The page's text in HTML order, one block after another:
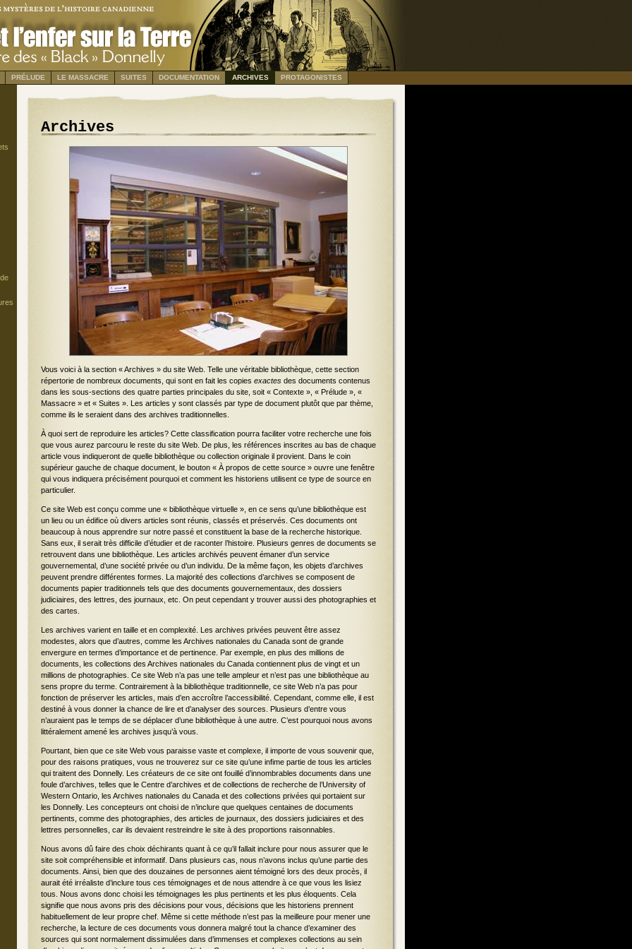
PRÉLUDE LE MASSACRE SUITES DOCUMENTATION ARCHIVES PROTAGONISTES
Archives
Vous voici à la section « Archives » du site Web. Telle une véritable bibliothèque, cette section
répertorie de nombreux documents, qui sont en fait les copies exactes des documents contenus
dans les sous-sections des quatre parties principales du site, soit « Contexte », « Prélude », «
Massacre » et « Suites ». Les articles y sont classés par type de document plutôt que par thème,
comme ils le seraient dans des archives traditionnelles.
À quoi sert de reproduire les articles? Cette classification pourra faciliter votre recherche une fois
que vous aurez parcouru le reste du site Web. De plus, les références inscrites au bas de chaque
article vous indiqueront de quelle bibliothèque ou collection originale il provient. Dans le coin
supérieur gauche de chaque document, le bouton « À propos de cette source » ouvre une fenêtre
qui vous indiquera précisément pourquoi et comment les historiens utilisent ce type de source en
particulier.
Ce site Web est conçu comme une « bibliothèque virtuelle », en ce sens qu’une bibliothèque est
un lieu ou un édifice où divers articles sont réunis, classés et préservés. Ces documents ont
beaucoup à nous apprendre sur notre passé et constituent la base de la recherche historique.
Sans eux, il serait très difficile d’étudier et de raconter l’histoire. Plusieurs genres de documents se
retrouvent dans une bibliothèque. Les articles archivés peuvent émaner d’un service
gouvernemental, d’une société privée ou d’un individu. De la même façon, les objets d’archives
peuvent prendre différentes formes. La majorité des collections d’archives se composent de
documents papier traditionnels tels que des documents gouvernementaux, des dossiers
judiciaires, des lettres, des journaux, etc. On peut cependant y trouver aussi des photographies et
des cartes.
Les archives varient en taille et en complexité. Les archives privées peuvent être assez
modestes, alors que d’autres, comme les Archives nationales du Canada sont de grande
envergure en termes d’importance et de pertinence. Par exemple, en plus des millions de
documents, les collections des Archives nationales du Canada contiennent plus de vingt et un
millions de photographies. Ce site Web n’a pas une telle ampleur et n’est pas une bibliothèque au
sens propre du terme. Contrairement à la bibliothèque traditionnelle, ce site Web n’a pas pour
fonction de préserver les articles, mais d’en accroître l’accessibilité. Cependant, comme elle, il est
destiné à vous donner la chance de lire et d’analyser des sources. Plusieurs d’entre vous
n’auraient pas le temps de se déplacer d’une bibliothèque à une autre. C’est pourquoi nous avons
littéralement amené les archives jusqu’à vous.
Pourtant, bien que ce site Web vous paraisse vaste et complexe, il importe de vous souvenir que,
pour des raisons pratiques, vous ne trouverez sur ce site qu’une infime partie de tous les articles
qui traitent des Donnelly. Les créateurs de ce site ont fouillé d’innombrables documents dans une
foule d’archives, telles que le Centre d’archives et de collections de recherche de l’University of
Western Ontario, les Archives nationales du Canada et des collections privées qui portaient sur
les Donnelly. Les concepteurs ont choisi de n’inclure que quelques centaines de documents
pertinents, comme des photographies, des articles de journaux, des dossiers judiciaires et des
lettres personnelles, car ils devaient restreindre le site à des proportions raisonnables.
Nous avons dû faire des choix déchirants quant à ce qu’il fallait inclure pour nous assurer que le
site soit compréhensible et informatif. Dans plusieurs cas, nous n’avons inclus qu’une partie des
documents. Ainsi, bien que des douzaines de personnes aient témoigné lors des deux procès, il
aurait été irréaliste d’inclure tous ces témoignages et de nous attendre à ce que vous les lisiez
tous. Nous avons donc choisi les témoignages les plus pertinents et les plus éloquents. Cela
signifie que nous avons pris des décisions pour vous, décisions que les historiens prennent
habituellement de leur propre chef. Même si cette méthode n’est pas la meilleure pour mener une
recherche, la lecture de ces documents vous donnera malgré tout la chance d’examiner des
sources qui sont normalement dissimulées dans d’immenses et complexes collections au sein